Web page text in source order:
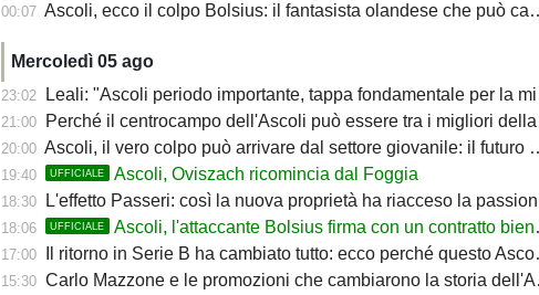
00:07 Ascoli, ecco il colpo Bolsius: il fantasista olandese che può cambiare la trequarti bianconera
Mercoledì 05 ago
23:02 Leali: "Ascoli periodo importante, tappa fondamentale per la mia carriera"
21:00 Perché il centrocampo dell'Ascoli può essere tra i migliori della Serie B
20:00 Ascoli, il vero colpo può arrivare dal settore giovanile: il futuro del Picchio passa da casa
19:40 UFFICIALE Ascoli, Oviszach ricomincia dal Foggia
18:30 L'effetto Passeri: così la nuova proprietà ha riacceso la passione dei tifosi dell'Ascoli
18:06 UFFICIALE Ascoli, l'attaccante Bolsius firma con un contratto biennale
17:00 Il ritorno in Serie B ha cambiato tutto: ecco perché questo Ascoli è diverso dal passato
15:30 Carlo Mazzone e le promozioni che cambiarono la storia dell'Ascoli: così nacque il miracolo bianconero